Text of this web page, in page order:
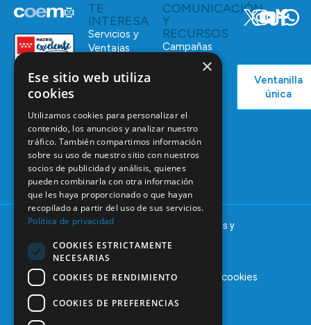
Legendre,
28046
Madrid
91 561 29 05
informacion@coem.org.es
TE
INTERESA
Servicios y
Ventajas
Bolsa de
Empleo
Continuada
Tablón de
anuncios
COMUNICACIÓN
Y
RECURSOS
Campañas
Ventanilla
única
© 2025 – COEM – Colegio Oficial de Odontólogos y
Aviso legalPolítica de privacidadPolítica de cookies
×
Ese sitio web utiliza
cookies
Utilizamos cookies para personalizar el
contenido, los anuncios y analizar nuestro
tráfico. También compartimos información
sobre su uso de nuestro sitio con nuestros
socios de publicidad y análisis, quienes
pueden combinarla con otra información
que les haya proporcionado o que hayan
recopilado a partir del uso de sus servicios.
Política de privacidad
COOKIES ESTRICTAMENTE
NECESARIAS
COOKIES DE RENDIMIENTO
COOKIES DE PREFERENCIAS